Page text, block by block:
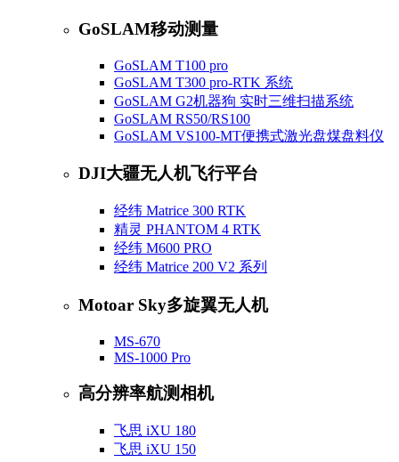
GoSLAM移动测量
GoSLAM T100 pro
GoSLAM T300 pro-RTK 系统
GoSLAM G2机器狗 实时三维扫描系统
GoSLAM RS50/RS100
GoSLAM VS100-MT便携式激光盘煤盘料仪
DJI大疆无人机飞行平台
经纬 Matrice 300 RTK
精灵 PHANTOM 4 RTK
经纬 M600 PRO
经纬 Matrice 200 V2 系列
Motoar Sky多旋翼无人机
MS-670
MS-1000 Pro
高分辨率航测相机
飞思 iXU 180
飞思 iXU 150